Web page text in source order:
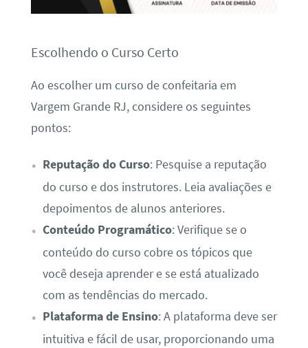
Escolhendo o Curso Certo
Ao escolher um curso de confeitaria em
Vargem Grande RJ, considere os seguintes
pontos:
Reputação do Curso: Pesquise a reputação
do curso e dos instrutores. Leia avaliações e
depoimentos de alunos anteriores.
Conteúdo Programático: Verifique se o
conteúdo do curso cobre os tópicos que
você deseja aprender e se está atualizado
com as tendências do mercado.
Plataforma de Ensino: A plataforma deve ser
intuitiva e fácil de usar, proporcionando uma